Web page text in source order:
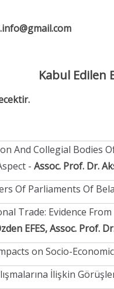
Kabul Edilen
And Collegial Bodies
- Assoc. Prof. Dr.
Of Parliaments Of
Trade: Evidence
EFES, Assoc. Prof.
on Socio-
İlişkin